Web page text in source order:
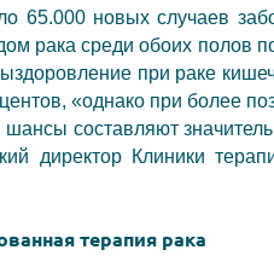
65.000 новых случаев
рака среди обоих полов
при раке
«однако при более
составляют
директор Клиники
терапия рака